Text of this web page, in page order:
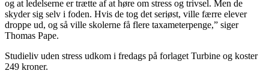
og at ledelserne er trætte af at høre om stress og trivsel. Men de
skyder sig selv i foden. Hvis de tog det seriøst, ville færre elever
droppe ud, og så ville skolerne få flere taxameterpenge,” siger
Thomas Pape.
Studieliv uden stress udkom i fredags på forlaget Turbine og koster
249 kroner.